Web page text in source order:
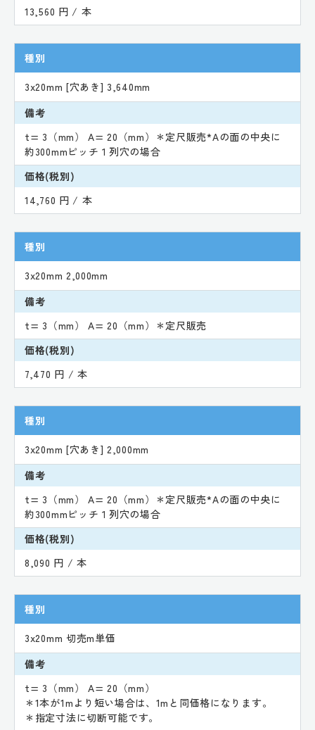
13,560 円 / 本
種別
3x20mm [穴あき] 3,640mm
備考
t= 3（mm） A= 20（mm）＊定尺販売*Aの面の中央に
約300mmピッチ１列穴の場合
価格(税別)
14,760 円 / 本
種別
3x20mm 2,000mm
備考
t= 3（mm） A= 20（mm）＊定尺販売
価格(税別)
7,470 円 / 本
種別
3x20mm [穴あき] 2,000mm
備考
t= 3（mm） A= 20（mm）＊定尺販売*Aの面の中央に
約300mmピッチ１列穴の場合
価格(税別)
8,090 円 / 本
種別
3x20mm 切売m単価
備考
t= 3（mm） A= 20（mm）
＊1本が1mより短い場合は、1mと同価格になります。
＊指定寸法に切断可能です。